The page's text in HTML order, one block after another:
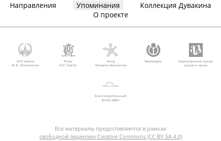
Направления Упоминания
Коллекция Дувакина
О проекте
МГУ имени
М.В. Ломоносова
Фонд
AVC Charity
Фонд
Михаила Прохорова
Викимедиа
Национальный корпус
русского языка
Благотворительный
фонд «Дар»
Все материалы предоставляются в рамках
свободной лицензии Creative Commons (CC BY-SA 4.0)